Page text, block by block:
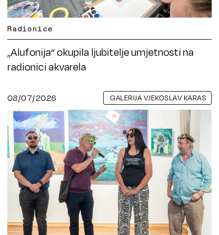
Radionice
„Alufonija“ okupila ljubitelje umjetnosti na
radionici akvarela
08/07/2026 GALERIJA VJEKOSLAV KARAS